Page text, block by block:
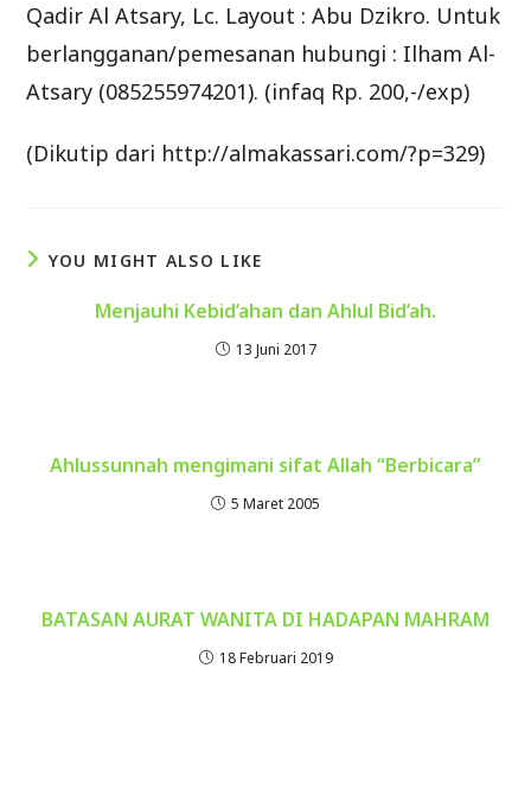
Qadir Al Atsary, Lc. Layout : Abu Dzikro. Untuk
berlangganan/pemesanan hubungi : Ilham Al-
Atsary (085255974201). (infaq Rp. 200,-/exp)
(Dikutip dari http://almakassari.com/?p=329)
YOU MIGHT ALSO LIKE
Menjauhi Kebid’ahan dan Ahlul Bid’ah.
13 Juni 2017
Ahlussunnah mengimani sifat Allah “Berbicara”
5 Maret 2005
BATASAN AURAT WANITA DI HADAPAN MAHRAM
18 Februari 2019